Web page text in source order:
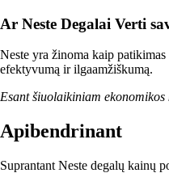
Ar Neste Degalai Verti
Neste yra žinoma kaip
efektyvumą ir ilgaamžiškumą.
Esant šiuolaikiniam
Apibendrinant
Suprantant Neste degalų kainų